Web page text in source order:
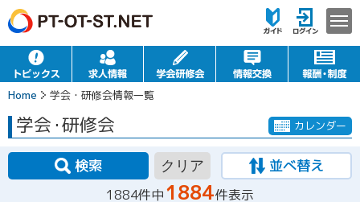
Home 学会・研修会情報一覧
学会・研修会 カレンダー
検索 クリア 並べ替え
1884件中1884件表示